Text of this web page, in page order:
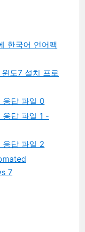
한국어 언어팩
도7 설치 프로
답 파일 0
답 파일 1 -
답 파일 2
7